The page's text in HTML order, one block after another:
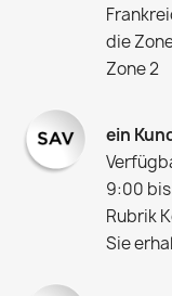
die
Zone 2
ein
9:00
Rubrik
Sie